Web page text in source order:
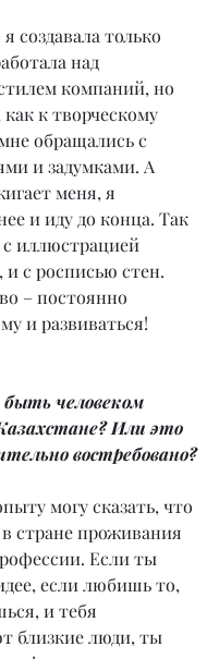
создавала только
над
компаний, но
к творческому
обращались с
и задумками. А
меня, я
и иду до конца. Так
иллюстрацией
и с росписью стен.
– постоянно
и развиваться!
человеком
Или это
востребовано?
могу сказать, что
в стране проживания
Если ты
если любишь то,
и тебя
близкие люди, ты